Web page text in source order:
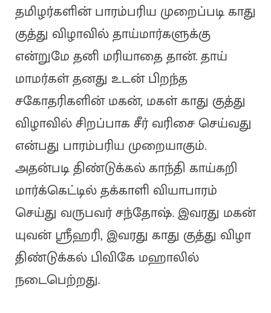
தமிழர்களின் பாரம்பரிய முறைப்படி காது
குத்து விழாவில் தாய்மார்களுக்கு
என்றுமே தனி மரியாதை தான். தாய்
மாமர்கள் தனது உடன் பிறந்த
சகோதரிகளின் மகன், மகள் காது குத்து
விழாவில் சிறப்பாக சீர் வரிசை செய்வது
என்பது பாரம்பரிய முறையாகும்.
அதன்படி திண்டுக்கல் காந்தி காய்கறி
மார்க்கெட்டில் தக்காளி வியாபாரம்
செய்து வருபவர் சந்தோஷ். இவரது மகன்
யுவன் ஸ்ரீஹரி, இவரது காது குத்து விழா
திண்டுக்கல் பிவிகே மஹாலில்
நடைபெற்றது.